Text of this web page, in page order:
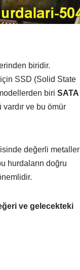
biridir.
SSD (Solid State
biri SATA
vardır ve bu ömür
değerli metaller
hurdaların doğru
ve gelecekteki